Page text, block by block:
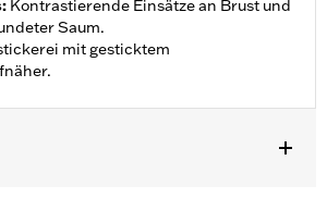
: Kontrastierende Einsätze an Brust und
Saum.
mit gesticktem